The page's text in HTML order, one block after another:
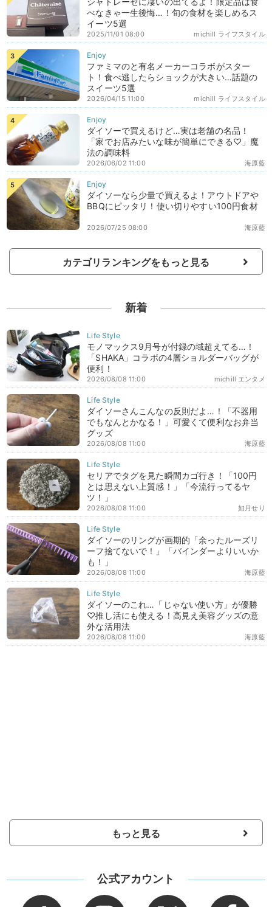
べなきゃ一生後悔…！旬の食材を楽しめるス
イーツ5選
michill ライフスタイル
2025/11/01 08:00
ファミマのと有名メーカーコラボがスター
ト！食べ逃したらショックが大きい…話題の
スイーツ5選
michill ライフスタイル
2026/04/15 11:00
ダイソーで買えるけど…実は老舗の名品！
「家でお店みたいな味が簡単にできる♡」魔
法の調味料
海原藍
2026/06/02 11:00
ダイソーなら少量で買えるよ！アウトドアや
BBQにピッタリ！使い切りやすい100円食材
海原藍
2026/07/25 08:00
カテゴリランキングをもっと見る
新着
モノマックス9月号が付録の域超えてる…！
「SHAKA」コラボの4層ショルダーバッグが
便利！
michill エンタメ
2026/08/08 11:00
ダイソーさんこんなの反則だよ…！「不器用
でもなんとかなる！」可愛くて便利なお弁当
グッズ
海原藍
2026/08/08 11:00
セリアでタグを見た瞬間カゴ行き！「100円
とは思えない上質感！」「今流行ってるヤ
ツ！」
如月せり
2026/08/08 11:00
ダイソーのリングが画期的「余ったルーズリ
ーフ捨てないで！」「バインダーよりいいか
も！」
海原藍
2026/08/08 11:00
ダイソーのこれ…「じゃない使い方」が優勝
♡推し活にも使える！高見え美容グッズの意
外な活用法
海原藍
2026/08/08 11:00
もっと見る
公式アカウント